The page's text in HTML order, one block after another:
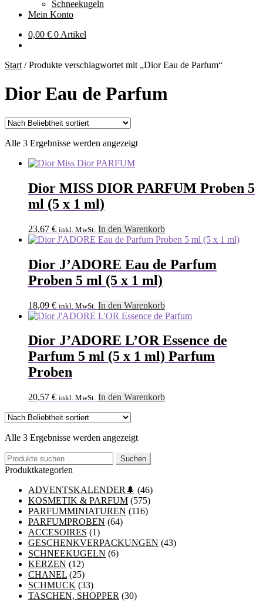
Schneekugeln
Mein Konto
0,00 € 0 Artikel
Start /Produkte verschlagwortet mit „Dior Eau de Parfum“
Dior Eau de Parfum
Alle 3 Ergebnisse werden angezeigtNach
Dior MISS DIOR PARFUM Proben 5
ml (5 x 1 ml)
23,67 € inkl. MwSt. In den Warenkorb
Dior J’ADORE Eau de Parfum
Proben 5 ml (5 x 1 ml)
18,09 € inkl. MwSt. In den Warenkorb
Dior J’ADORE L’OR Essence de
Parfum 5 ml (5 x 1 ml) Parfum
Proben
20,57 € inkl. MwSt. In den Warenkorb
Alle 3 Ergebnisse werden angezeigtNach
sortiert
Suchen
nach:
Suchen
Produktkategorien
ADVENTSKALENDER🌲 (46)
KOSMETIK & PARFUM (575)
PARFUMMINIATUREN (116)
PARFUMPROBEN (64)
ACCESOIRES (1)
GESCHENKVERPACKUNGEN (43)
SCHNEEKUGELN (6)
KERZEN (12)
CHANEL (25)
SCHMUCK (33)
TASCHEN, SHOPPER (30)